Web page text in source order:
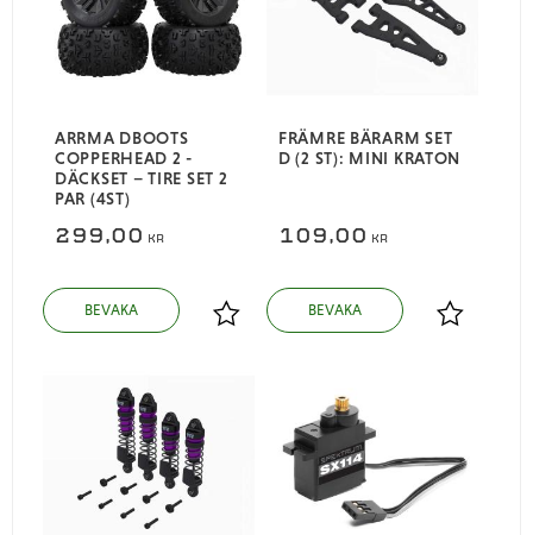
ARRMA DBOOTS
COPPERHEAD 2 -
DÄCKSET – TIRE SET 2
PAR (4ST)
299,00 KR
Lägg till i favoriter
FRÄMRE BÄRARM SET
D (2 ST): MINI KRATON
109,00 KR
Lägg till i